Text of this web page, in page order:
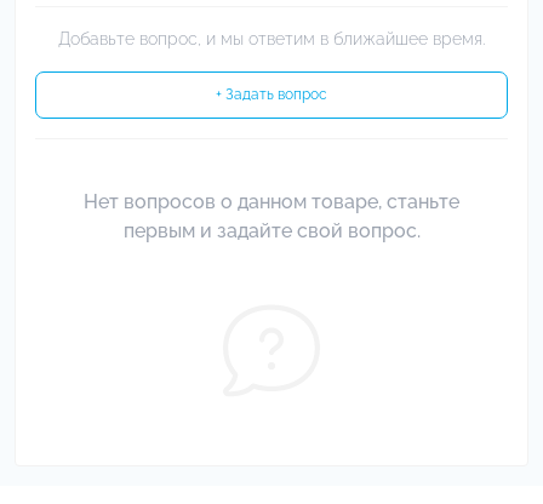
Добавьте вопрос, и мы ответим в ближайшее время.
+ Задать вопрос
Нет вопросов о данном товаре, станьте
первым и задайте свой вопрос.